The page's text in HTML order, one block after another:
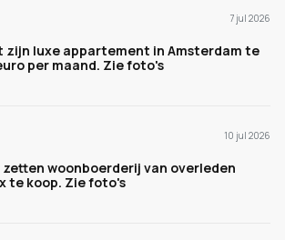
7 jul 2026
zijn luxe appartement in Amsterdam te
per maand. Zie foto's
10 jul 2026
woonboerderij van overleden
te koop. Zie foto's